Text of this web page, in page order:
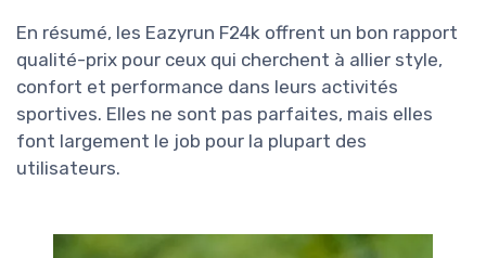
En résumé, les Eazyrun F24k offrent un bon rapport
qualité-prix pour ceux qui cherchent à allier style,
confort et performance dans leurs activités
sportives. Elles ne sont pas parfaites, mais elles
font largement le job pour la plupart des
utilisateurs.